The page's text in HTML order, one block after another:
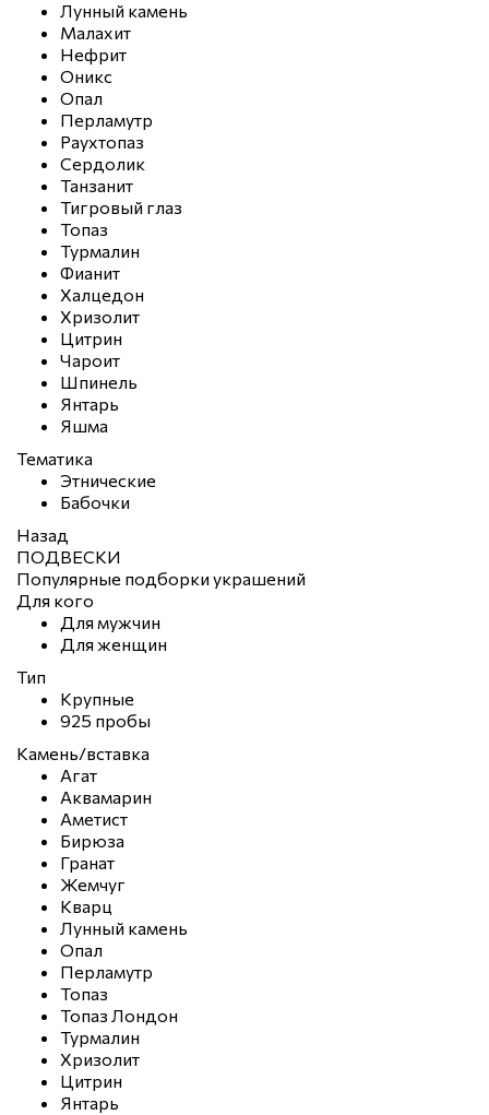
Лунный камень
Малахит
Нефрит
Оникс
Опал
Перламутр
Раухтопаз
Сердолик
Танзанит
Тигровый глаз
Топаз
Турмалин
Фианит
Халцедон
Хризолит
Цитрин
Чароит
Шпинель
Янтарь
Яшма
Тематика
Этнические
Бабочки
Назад
ПОДВЕСКИ
Популярные подборки украшений
Для кого
Для мужчин
Для женщин
Тип
Крупные
925 пробы
Камень/вставка
Агат
Аквамарин
Аметист
Бирюза
Гранат
Жемчуг
Кварц
Лунный камень
Опал
Перламутр
Топаз
Топаз Лондон
Турмалин
Хризолит
Цитрин
Янтарь